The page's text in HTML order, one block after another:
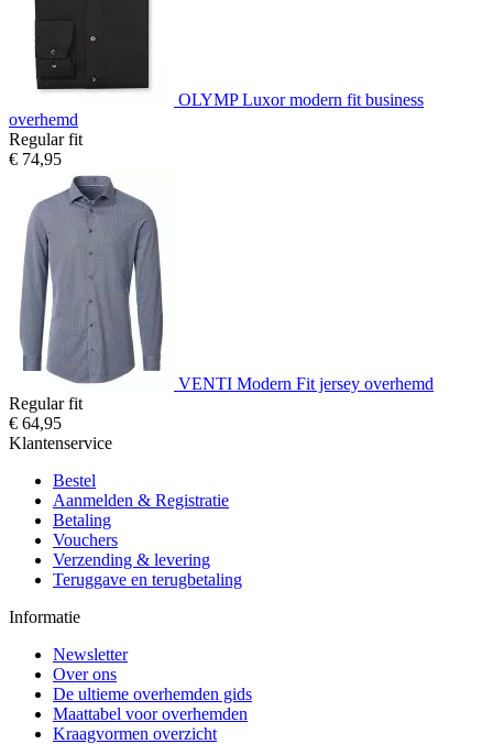
OLYMP Luxor modern fit business
overhemd
Regular fit
€ 74,95
VENTI Modern Fit jersey overhemd
Regular fit
€ 64,95
Klantenservice
Bestel
Aanmelden & Registratie
Betaling
Vouchers
Verzending & levering
Teruggave en terugbetaling
Informatie
Newsletter
Over ons
De ultieme overhemden gids
Maattabel voor overhemden
Kraagvormen overzicht